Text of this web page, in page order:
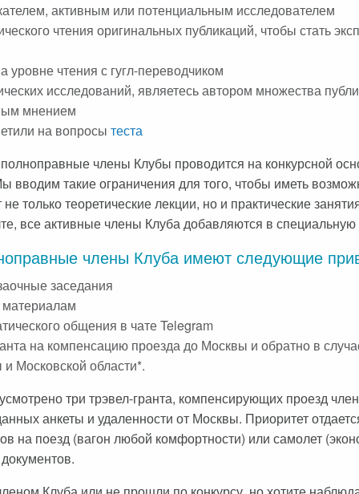
активным или потенциальным исследователем
чтения оригинальных публикаций, чтобы стать
чтения с гугл-переводчиком
исследований, являетесь автором множества
мнением
на вопросы теста
члены Клубы проводится на конкурсной
вводим такие ограничения для того, чтобы иметь
только теоретические лекции, но и практические
все активные члены Клуба добавляются в специальную
члены Клуба имеют следующие
заседания
общения в чате Telegram
на компенсацию проезда до Москвы и обратно в
Московской области*.
три трэвел-гранта, компенсирующих проезд
анкеты и удаленности от Москвы. Приоритет
на поезд (вагон любой комфортности) или самолет